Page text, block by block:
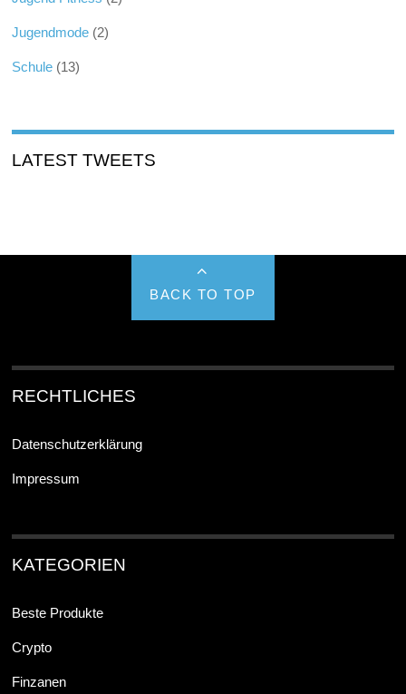
Jugendmode (2)
Schule (13)
LATEST TWEETS
BACK TO TOP
RECHTLICHES
Datenschutzerklärung
Impressum
KATEGORIEN
Beste Produkte
Crypto
Finzanen